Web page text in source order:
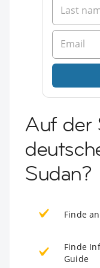
Auf der
Sudan?
Finde
Finde
Guide